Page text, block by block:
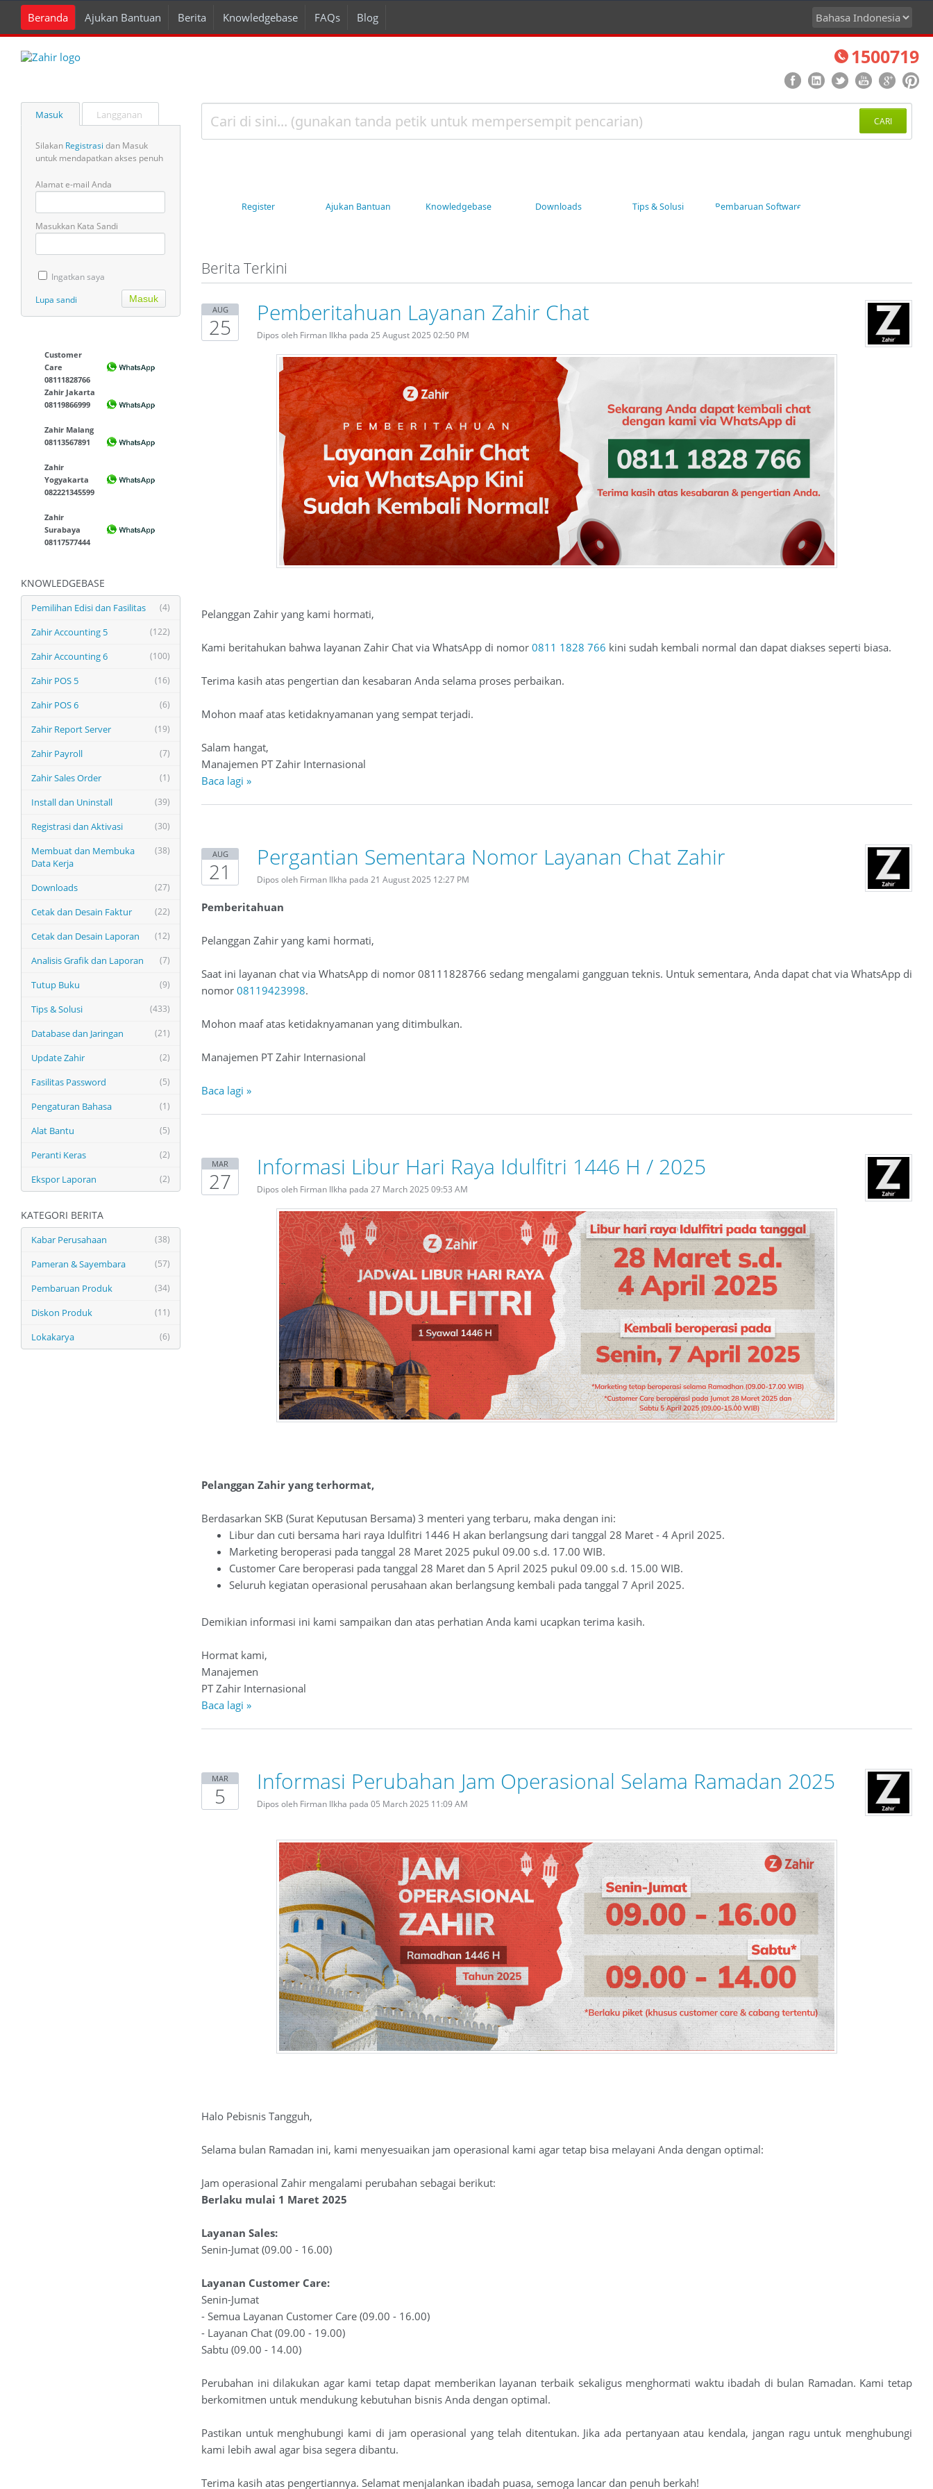
Beranda Ajukan Bantuan Berita Knowledgebase FAQs Blog
1500719
Masuk Langganan
Silakan Registrasi dan Masuk
untuk mendapatkan akses penuh
Alamat e-mail Anda
Masukkan Kata Sandi
Ingatkan saya
Lupa sandi
Customer
Care
08111828766
Zahir Jakarta
08119866999
Zahir Malang
08113567891
Zahir
Yogyakarta
082221345599
Zahir
Surabaya
08117577444
KNOWLEDGEBASE
(4)
Pemilihan Edisi dan Fasilitas
(122)
Zahir Accounting 5
(100)
Zahir Accounting 6
(16)
Zahir POS 5
(6)
Zahir POS 6
(19)
Zahir Report Server
(7)
Zahir Payroll
(1)
Zahir Sales Order
(39)
Install dan Uninstall
(30)
Registrasi dan Aktivasi
(38)
Membuat dan Membuka
Data Kerja
(27)
Downloads
(22)
Cetak dan Desain Faktur
(12)
Cetak dan Desain Laporan
(7)
Analisis Grafik dan Laporan
(9)
Tutup Buku
(433)
Tips & Solusi
(21)
Database dan Jaringan
(2)
Update Zahir
(5)
Fasilitas Password
(1)
Pengaturan Bahasa
(5)
Alat Bantu
(2)
Peranti Keras
(2)
Ekspor Laporan
KATEGORI BERITA
(38)
Kabar Perusahaan
(57)
Pameran & Sayembara
(34)
Pembaruan Produk
(11)
Diskon Produk
(6)
Lokakarya
CARI
Register Ajukan Bantuan Knowledgebase Downloads Tips & Solusi Pembaruan Software
Berita Terkini
AUG
25
Pemberitahuan Layanan Zahir Chat
Dipos oleh Firman Ilkha pada 25 August 2025 02:50 PM
Pelanggan Zahir yang kami hormati,
Kami beritahukan bahwa layanan Zahir Chat via WhatsApp di nomor 0811 1828 766 kini sudah kembali normal dan dapat diakses seperti biasa.
Terima kasih atas pengertian dan kesabaran Anda selama proses perbaikan.
Mohon maaf atas ketidaknyamanan yang sempat terjadi.
Salam hangat,
Manajemen PT Zahir Internasional
Baca lagi »
AUG
21
Pergantian Sementara Nomor Layanan Chat Zahir
Dipos oleh Firman Ilkha pada 21 August 2025 12:27 PM
Pemberitahuan
Pelanggan Zahir yang kami hormati,
Saat ini layanan chat via WhatsApp di nomor 08111828766 sedang mengalami gangguan teknis. Untuk sementara, Anda dapat chat via WhatsApp di
nomor 08119423998.
Mohon maaf atas ketidaknyamanan yang ditimbulkan.
Manajemen PT Zahir Internasional
Baca lagi »
MAR
27
Informasi Libur Hari Raya Idulfitri 1446 H / 2025
Dipos oleh Firman Ilkha pada 27 March 2025 09:53 AM
Pelanggan Zahir yang terhormat,
Berdasarkan SKB (Surat Keputusan Bersama) 3 menteri yang terbaru, maka dengan ini:
Libur dan cuti bersama hari raya Idulfitri 1446 H akan berlangsung dari tanggal 28 Maret - 4 April 2025.
Marketing beroperasi pada tanggal 28 Maret 2025 pukul 09.00 s.d. 17.00 WIB.
Customer Care beroperasi pada tanggal 28 Maret dan 5 April 2025 pukul 09.00 s.d. 15.00 WIB.
Seluruh kegiatan operasional perusahaan akan berlangsung kembali pada tanggal 7 April 2025.
Demikian informasi ini kami sampaikan dan atas perhatian Anda kami ucapkan terima kasih.
Hormat kami,
Manajemen
PT Zahir Internasional
Baca lagi »
MAR
5
Informasi Perubahan Jam Operasional Selama Ramadan 2025
Dipos oleh Firman Ilkha pada 05 March 2025 11:09 AM
Halo Pebisnis Tangguh,
Selama bulan Ramadan ini, kami menyesuaikan jam operasional kami agar tetap bisa melayani Anda dengan optimal:
Jam operasional Zahir mengalami perubahan sebagai berikut:
Berlaku mulai 1 Maret 2025
Layanan Sales:
Senin-Jumat (09.00 - 16.00)
Layanan Customer Care:
Senin-Jumat
- Semua Layanan Customer Care (09.00 - 16.00)
- Layanan Chat (09.00 - 19.00)
Sabtu (09.00 - 14.00)
Perubahan ini dilakukan agar kami tetap dapat memberikan layanan terbaik sekaligus menghormati waktu ibadah di bulan Ramadan. Kami tetap
berkomitmen untuk mendukung kebutuhan bisnis Anda dengan optimal.
Pastikan untuk menghubungi kami di jam operasional yang telah ditentukan. Jika ada pertanyaan atau kendala, jangan ragu untuk menghubungi
kami lebih awal agar bisa segera dibantu.
Terima kasih atas pengertiannya. Selamat menjalankan ibadah puasa, semoga lancar dan penuh berkah!